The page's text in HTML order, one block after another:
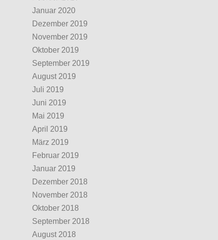
Januar 2020
Dezember 2019
November 2019
Oktober 2019
September 2019
August 2019
Juli 2019
Juni 2019
Mai 2019
April 2019
März 2019
Februar 2019
Januar 2019
Dezember 2018
November 2018
Oktober 2018
September 2018
August 2018